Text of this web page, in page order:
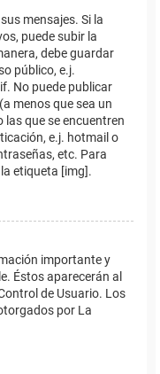
mensajes. Si la
puede subir la
debe guardar
público, e.j.
No puede publicar
menos que sea un
que se encuentren
e.j. hotmail o
etc. Para
etiqueta [img].
importante y
Éstos aparecerán al
de Usuario. Los
por La